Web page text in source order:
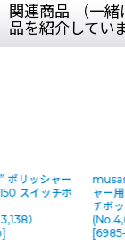
関連商品 （一
品を紹介してい
ポリッシャー
スイッチボ
）
]
ャー
チボ
[